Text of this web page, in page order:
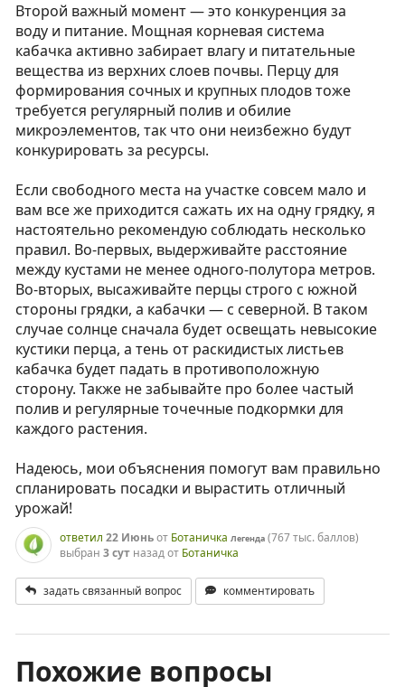
Второй важный момент — это конкуренция за
воду и питание. Мощная корневая система
кабачка активно забирает влагу и питательные
вещества из верхних слоев почвы. Перцу для
формирования сочных и крупных плодов тоже
требуется регулярный полив и обилие
микроэлементов, так что они неизбежно будут
конкурировать за ресурсы.
Если свободного места на участке совсем мало и
вам все же приходится сажать их на одну грядку, я
настоятельно рекомендую соблюдать несколько
правил. Во-первых, выдерживайте расстояние
между кустами не менее одного-полутора метров.
Во-вторых, высаживайте перцы строго с южной
стороны грядки, а кабачки — с северной. В таком
случае солнце сначала будет освещать невысокие
кустики перца, а тень от раскидистых листьев
кабачка будет падать в противоположную
сторону. Также не забывайте про более частый
полив и регулярные точечные подкормки для
каждого растения.
Надеюсь, мои объяснения помогут вам правильно
спланировать посадки и вырастить отличный
урожай!
ответил 22 Июньот Ботаничка Легенда (767 тыс.баллов)
выбран 3 сут назадот Ботаничка
задать связанный вопрос комментировать
Похожие вопросы